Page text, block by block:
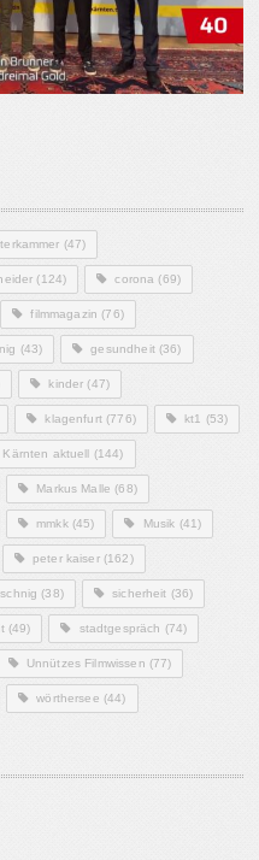
(47)
(124) corona (69)
filmmagazin (76)
(43) gesundheit(36)
kinder (47)
klagenfurt(776) kt1 (53)
Kärnten aktuell (144)
Markus Malle (68)
mmkk(45) Musik (41)
peter kaiser(162)
(38) sicherheit (36)
(49) stadtgespräch (74)
Unnützes Filmwissen (77)
wörthersee (44)